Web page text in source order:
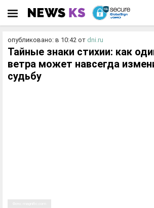
опубликовано: в 10:42 от dni.ru
Тайные знаки стихии: как
ветра может навсегда
судьбу